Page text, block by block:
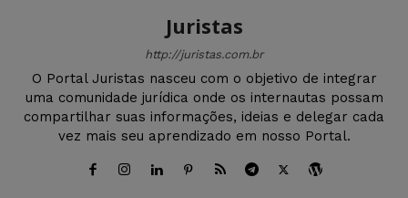
Juristas
http://juristas.com.br
O Portal Juristas nasceu com o objetivo de integrar
uma comunidade jurídica onde os internautas possam
compartilhar suas informações, ideias e delegar cada
vez mais seu aprendizado em nosso Portal.